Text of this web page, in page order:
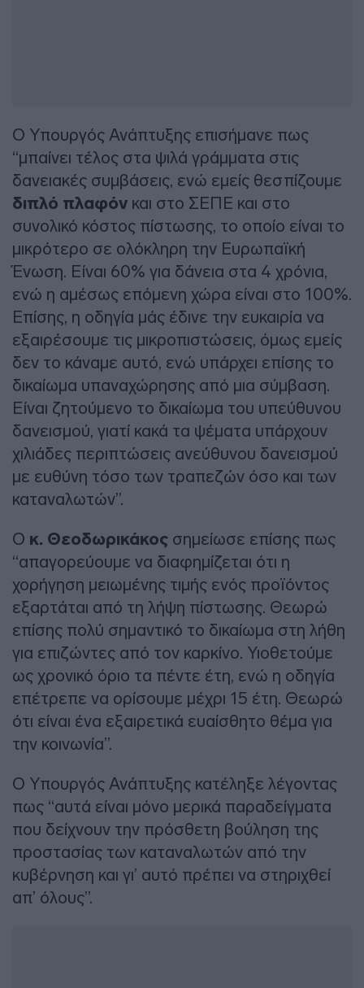
Ο Υπουργός Ανάπτυξης επισήμανε πως
“μπαίνει τέλος στα ψιλά γράμματα στις
δανειακές συμβάσεις, ενώ εμείς θεσπίζουμε
διπλό πλαφόν και στο ΣΕΠΕ και στο
συνολικό κόστος πίστωσης, το οποίο είναι το
μικρότερο σε ολόκληρη την Ευρωπαϊκή
Ένωση. Είναι 60% για δάνεια στα 4 χρόνια,
ενώ η αμέσως επόμενη χώρα είναι στο 100%.
Επίσης, η οδηγία μάς έδινε την ευκαιρία να
εξαιρέσουμε τις μικροπιστώσεις, όμως εμείς
δεν το κάναμε αυτό, ενώ υπάρχει επίσης το
δικαίωμα υπαναχώρησης από μια σύμβαση.
Είναι ζητούμενο το δικαίωμα του υπεύθυνου
δανεισμού, γιατί κακά τα ψέματα υπάρχουν
χιλιάδες περιπτώσεις ανεύθυνου δανεισμού
με ευθύνη τόσο των τραπεζών όσο και των
καταναλωτών”.
Ο κ. Θεοδωρικάκος σημείωσε επίσης πως
“απαγορεύουμε να διαφημίζεται ότι η
χορήγηση μειωμένης τιμής ενός προϊόντος
εξαρτάται από τη λήψη πίστωσης. Θεωρώ
επίσης πολύ σημαντικό το δικαίωμα στη λήθη
για επιζώντες από τον καρκίνο. Υιοθετούμε
ως χρονικό όριο τα πέντε έτη, ενώ η οδηγία
επέτρεπε να ορίσουμε μέχρι 15 έτη. Θεωρώ
ότι είναι ένα εξαιρετικά ευαίσθητο θέμα για
την κοινωνία”.
Ο Υπουργός Ανάπτυξης κατέληξε λέγοντας
πως “αυτά είναι μόνο μερικά παραδείγματα
που δείχνουν την πρόσθετη βούληση της
προστασίας των καταναλωτών από την
κυβέρνηση και γι’ αυτό πρέπει να στηριχθεί
απ’ όλους”.